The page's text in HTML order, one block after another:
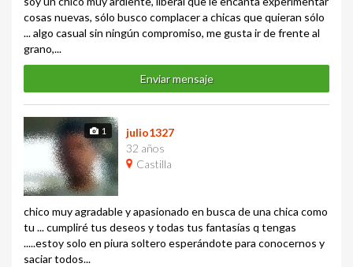
cosas nuevas, sólo busco complacer a chicas que quieran sólo
... algo casual sin ningún compromiso, me gusta ir de frente al
grano,...
Enviar mensaje
1
julio1327
32 años
Castilla
chico muy agradable y apasionado en busca de una chica como
tu ... cumpliré tus deseos y todas tus fantasías q tengas
.....estoy solo en piura soltero esperándote para conocernos y
saciar todos...